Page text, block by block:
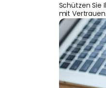
Schützen Sie
mit